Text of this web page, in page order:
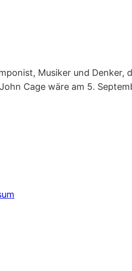
Musiker und Denker,
Cage wäre am 5.